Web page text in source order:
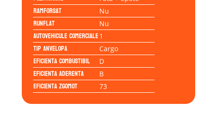
Ramforsat Nu
Runflat Nu
Autovehicule comerciale1
Tip anvelopa Cargo
Eficienta Combustibil D
Eficienta Aderenta B
Eficienta Zgomot 73